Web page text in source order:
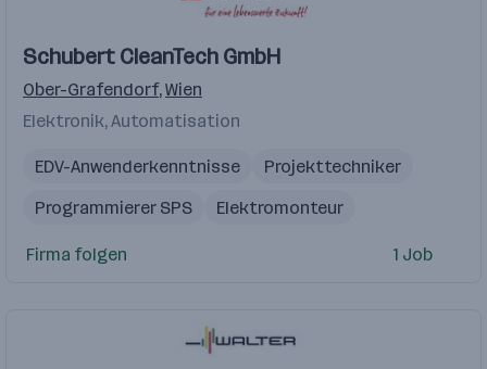
Schubert CleanTech GmbH
Ober-Grafendorf,Wien
Elektronik, Automatisation
EDV-Anwenderkenntnisse
Projekttechniker
Programmierer SPS
Elektromonteur
Elektrotechnik
Firma folgen 1 Job